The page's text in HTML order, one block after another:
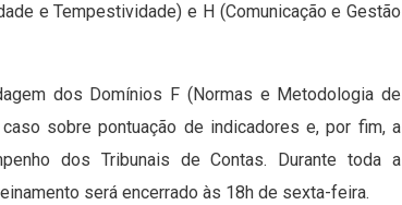
e Tempestividade) e H (Comunicação e Gestão
dos Domínios F (Normas e Metodologia de
sobre pontuação de indicadores e, por fim, a
dos Tribunais de Contas. Durante toda a
será encerrado às 18h de sexta-feira.